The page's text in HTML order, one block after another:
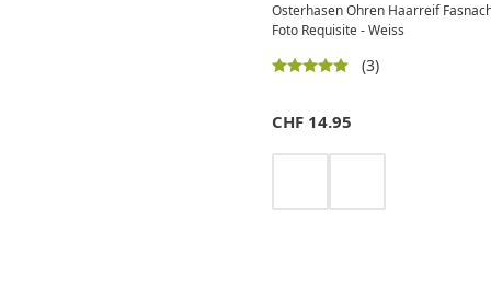
Osterhasen Ohren Haarreif
Foto Requisite - Weiss
(3)
CHF 14.95